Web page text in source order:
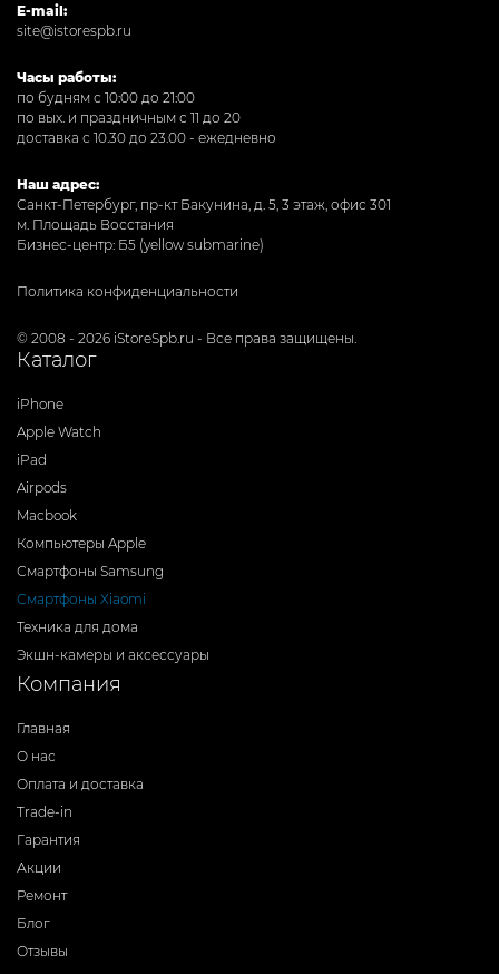
E-mail:
site@istorespb.ru
Часы работы:
по будням с 10:00 до 21:00
по вых. и праздничным с 11 до 20
доставка с 10.30 до 23.00 - ежедневно
Наш адрес:
Санкт-Петербург, пр-кт Бакунина, д. 5, 3 этаж, офис 301
м. Площадь Восстания
Бизнес-центр: Б5 (yellow submarine)
Политика конфиденциальности
© 2008 - 2026 iStoreSpb.ru - Все права защищены.
Каталог
iPhone
Apple Watch
iPad
Airpods
Macbook
Компьютеры Apple
Смартфоны Samsung
Смартфоны Xiaomi
Техника для дома
Экшн-камеры и аксессуары
Компания
Главная
О нас
Оплата и доставка
Trade-in
Гарантия
Акции
Ремонт
Блог
Отзывы